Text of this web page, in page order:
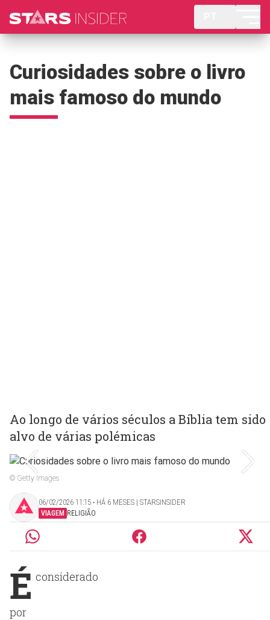
Curiosidades sobre o livro
mais famoso do mundo
Ao longo de vários séculos a Bíblia tem sido
alvo de várias polémicas
© Getty Images
06/02/2026 11:15 ‧ HÁ 6 MESES | STARSINSIDER
VIAGEM RELIGIÃO
É considerado
por